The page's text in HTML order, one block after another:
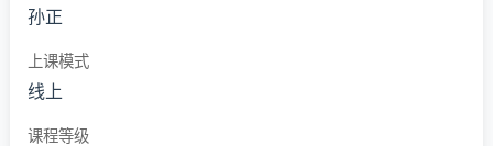
孙正
上课模式
线上
课程等级